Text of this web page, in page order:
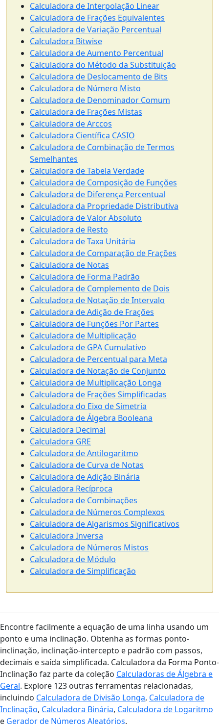
Calculadora de Interpolação Linear
Calculadora de Frações Equivalentes
Calculadora de Variação Percentual
Calculadora Bitwise
Calculadora de Aumento Percentual
Calculadora do Método da Substituição
Calculadora de Deslocamento de Bits
Calculadora de Número Misto
Calculadora de Denominador Comum
Calculadora de Frações Mistas
Calculadora de Arccos
Calculadora Científica CASIO
Calculadora de Combinação de Termos
Semelhantes
Calculadora de Tabela Verdade
Calculadora de Composição de Funções
Calculadora de Diferença Percentual
Calculadora da Propriedade Distributiva
Calculadora de Valor Absoluto
Calculadora de Resto
Calculadora de Taxa Unitária
Calculadora de Comparação de Frações
Calculadora de Notas
Calculadora de Forma Padrão
Calculadora de Complemento de Dois
Calculadora de Notação de Intervalo
Calculadora de Adição de Frações
Calculadora de Funções Por Partes
Calculadora de Multiplicação
Calculadora de GPA Cumulativo
Calculadora de Percentual para Meta
Calculadora de Notação de Conjunto
Calculadora de Multiplicação Longa
Calculadora de Frações Simplificadas
Calculadora do Eixo de Simetria
Calculadora de Álgebra Booleana
Calculadora Decimal
Calculadora GRE
Calculadora de Antilogaritmo
Calculadora de Curva de Notas
Calculadora de Adição Binária
Calculadora Recíproca
Calculadora de Combinações
Calculadora de Números Complexos
Calculadora de Algarismos Significativos
Calculadora Inversa
Calculadora de Números Mistos
Calculadora de Módulo
Calculadora de Simplificação
Encontre facilmente a equação de uma linha usando um
ponto e uma inclinação. Obtenha as formas ponto-
inclinação, inclinação-intercepto e padrão com passos,
decimais e saída simplificada. Calculadora da Forma Ponto-
Inclinação faz parte da coleção Calculadoras de Álgebra e
Geral. Explore 123 outras ferramentas relacionadas,
incluindo Calculadora de Divisão Longa, Calculadora de
Inclinação, Calculadora Binária, Calculadora de Logaritmo
e Gerador de Números Aleatórios.